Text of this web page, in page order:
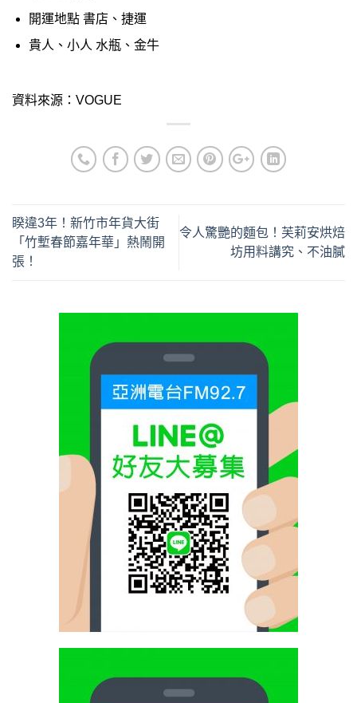
開運地點 書店、捷運
貴人、小人 水瓶、金牛
資料來源：VOGUE
睽違3年！新竹市年貨大街
「竹塹春節嘉年華」熱鬧開
張！
令人驚艷的麵包！芙莉安烘焙
坊用料講究、不油膩